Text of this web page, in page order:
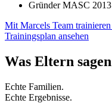
Gründer MASC 2013
Mit Marcels Team
Trainingsplan ansehen
Was Eltern sagen
Echte Familien.
Echte Ergebnisse.